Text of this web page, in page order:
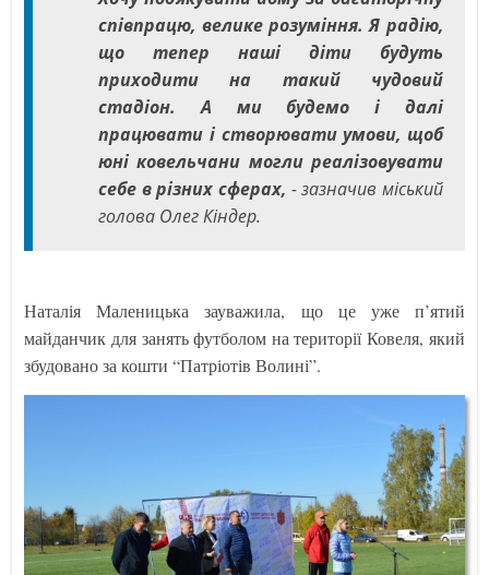
співпрацю, велике розуміння. Я радію,
що тепер наші діти будуть
приходити на такий чудовий
стадіон. А ми будемо і далі
працювати і створювати умови, щоб
юні ковельчани могли реалізовувати
себе в різних сферах, - зазначив міський
голова Олег Кіндер.
Наталія Маленицька зауважила, що це уже п’ятий
майданчик для занять футболом на території Ковеля, який
збудовано за кошти “Патріотів Волині”.